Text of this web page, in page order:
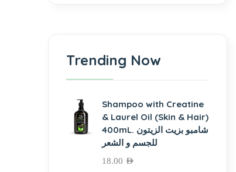
Trending Now
Shampoo with Creatine
& Laurel Oil (Skin & Hair)
400mL. شامبو بزيت الزيتون
للجسم و الشعر
18.00 AED